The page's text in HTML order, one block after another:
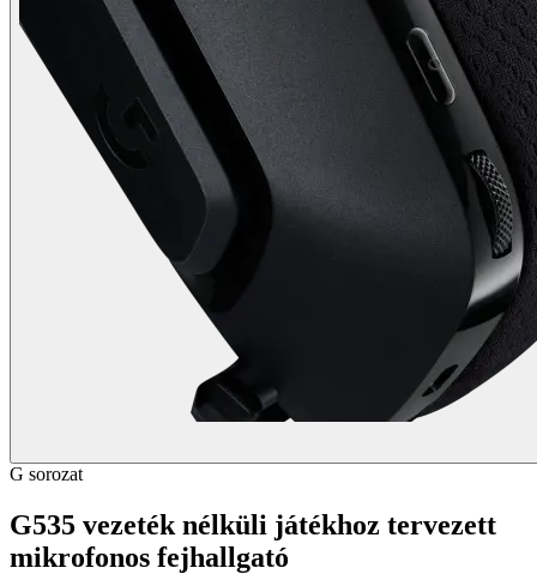
G sorozat
G535 vezeték nélküli játékhoz tervezett
mikrofonos fejhallgató